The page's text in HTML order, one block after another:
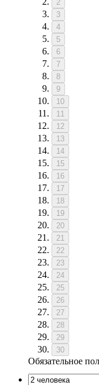
2
3
4
5
6
7
8
9
10
11
12
13
14
15
16
17
18
19
20
21
22
23
24
25
26
27
28
29
30
Обязательное